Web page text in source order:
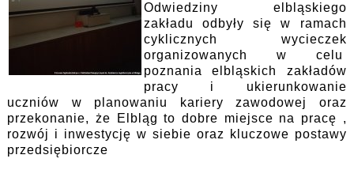
Odwiedziny elbląskiego
zakładu odbyły się w ramach
cyklicznych wycieczek
organizowanych w celu
poznania elbląskich zakładów
pracy i ukierunkowanie
uczniów w planowaniu kariery zawodowej oraz
przekonanie, że Elbląg to dobre miejsce na pracę ,
rozwój i inwestycję w siebie oraz kluczowe postawy
przedsiębiorcze